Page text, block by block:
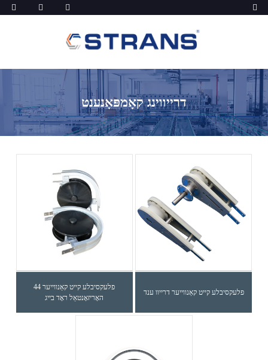
דרייווינג קאָמפּאָנענט
44 פלעקסיבלע קייט קאַנווייער
האָריזאָנטאַל ראָד בייג
פלעקסיבלע קייט קאַנווייער דרייוו ענד